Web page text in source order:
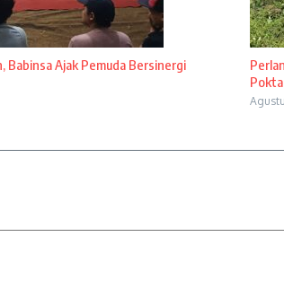
Babinsa Ajak Pemuda Bersinergi
Pokta